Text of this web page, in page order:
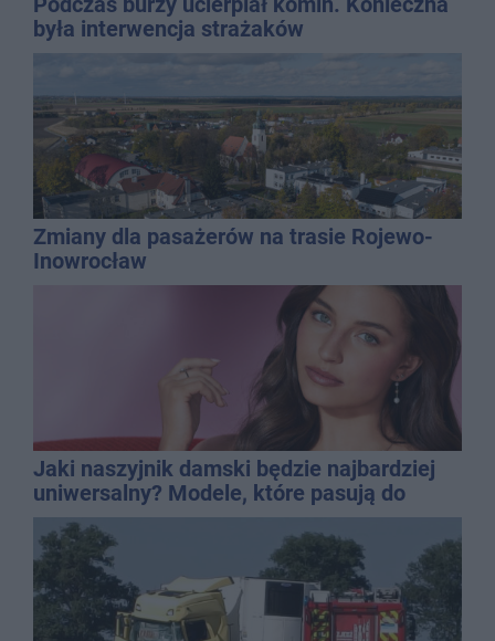
była interwencja strażaków
Zmiany dla pasażerów na trasie Rojewo-
Inowrocław
Jaki naszyjnik damski będzie najbardziej
uniwersalny? Modele, które pasują do
wielu stylizacji